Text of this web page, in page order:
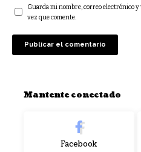
Guarda mi nombre, correo electrónico y
vez que comente.
Mantente conectado
Facebook